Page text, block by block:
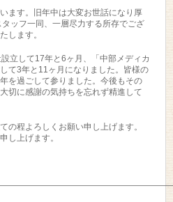
ます。旧年中は大変お世話になり厚
ッフ一同、一層尽力する所存でござ
します。
立して17年と6ヶ月、「中部メディカ
て3年と11ヶ月になりました。皆様の
を過ごして参りました。今後もその
切に感謝の気持ちを忘れず精進して
の程よろしくお願い申し上げます。
し上げます。